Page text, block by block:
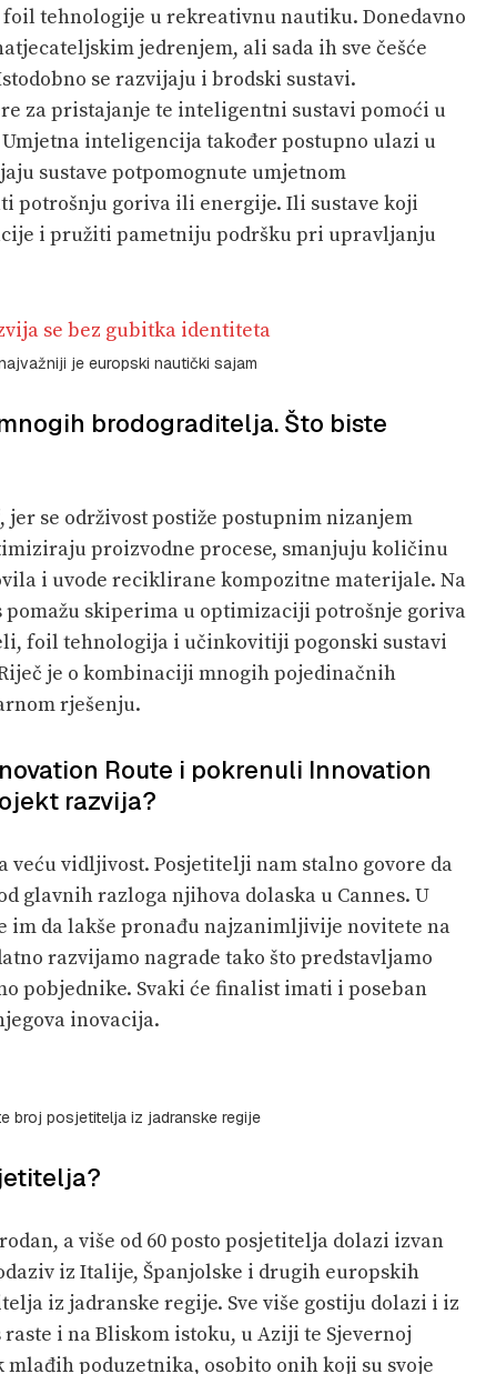
tehnologije u rekreativnu nautiku. Donedavno
jedrenjem, ali sada ih sve češće
se razvijaju i brodski sustavi.
za pristajanje te inteligentni sustavi pomoći u
inteligencija također postupno ulazi u
sustave potpomognute umjetnom
potrošnju goriva ili energije. Ili sustave koji
i pružiti pametniju podršku pri upravljanju
je europski nautički sajam
brodograditelja. Što biste
se održivost postiže postupnim nizanjem
proizvodne procese, smanjuju količinu
i uvode reciklirane kompozitne materijale. Na
skiperima u optimizaciji potrošnje goriva
foil tehnologija i učinkovitiji pogonski sustavi
je o kombinaciji mnogih pojedinačnih
rješenju.
Route i pokrenuli Innovation
razvija?
veću vidljivost. Posjetitelji nam stalno govore da
glavnih razloga njihova dolaska u Cannes. U
im da lakše pronađu najzanimljivije novitete na
razvijamo nagrade tako što predstavljamo
pobjednike. Svaki će finalist imati i poseban
inovacija.
broj posjetitelja iz jadranske regije
a više od 60 posto posjetitelja dolazi izvan
iz Italije, Španjolske i drugih europskih
iz jadranske regije. Sve više gostiju dolazi i iz
i na Bliskom istoku, u Aziji te Sjevernoj
poduzetnika, osobito onih koji su svoje